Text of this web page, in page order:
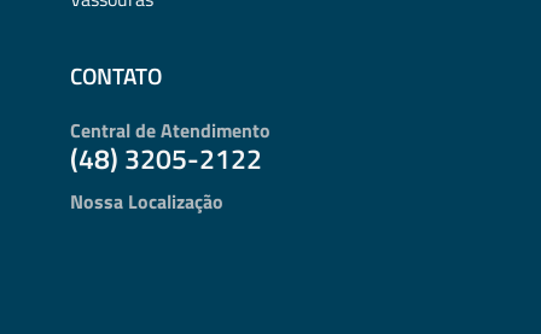
CONTATO
Central de Atendimento
(48) 3205-2122
Nossa Localização